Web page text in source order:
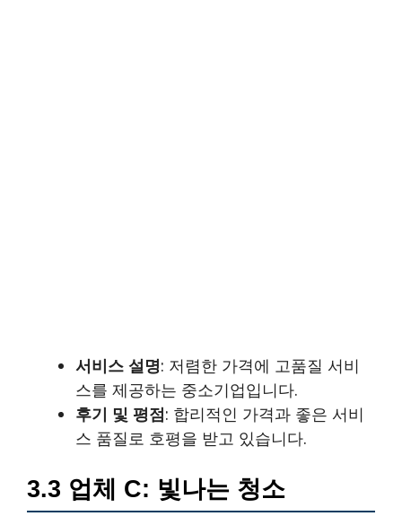
서비스 설명: 저렴한 가격에 고품질 서비
스를 제공하는 중소기업입니다.
후기 및 평점: 합리적인 가격과 좋은 서비
스 품질로 호평을 받고 있습니다.
3.3 업체 C: 빛나는 청소